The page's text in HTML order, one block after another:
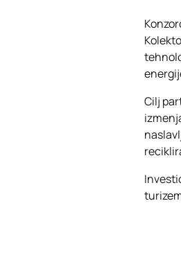
Cilj